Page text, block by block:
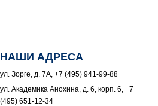
НАШИ АДРЕСА
ул. Зорге, д. 7А, +7 (495) 941-99-88
ул. Академика Анохина, д. 6, корп. 6, +7
(495) 651-12-34